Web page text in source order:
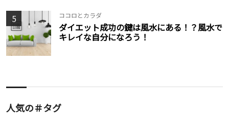
5 ココロとカラダ
ダイエット成功の鍵は風水にある！？風水で
キレイな自分になろう！
人気の＃タグ